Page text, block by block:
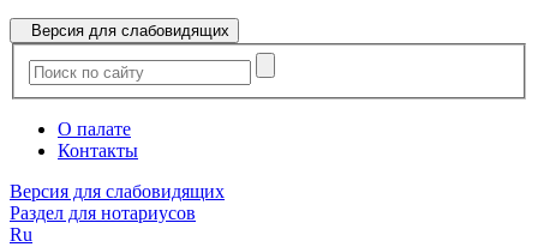
Версия для слабовидящих
О палате
Контакты
Версия для слабовидящих
Раздел для нотариусов
Ru